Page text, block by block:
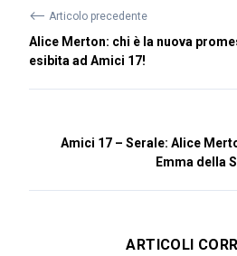
⟵ Articolo precedente
Alice Merton: chi è la nuova
esibita ad Amici 17!
Amici 17 – Serale: Alice
Emma della
ARTICOLI